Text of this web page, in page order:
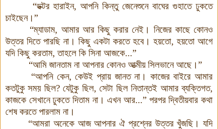
“ডক্টর হারাইন, আপনি কিন্তু জেনেশুনে বাঘের গুহাতে ঢুকতে
চাইছেন।”
“ম্যাডাম, আমার আর কিছু করার নেই। নিজের কাছে কোনও
উত্তর দিতে পারছি না। কিছু একটা করতে হবে। হয়তো, হয়তো আগে
যদি কিছু করতাম, তাহলে কি সিনা আজকে...”
“আমি জানতাম না আপনার কোনও আত্মীয় সিলভানে আছে।”
“আপনি কেন, কেউই প্রায় জানত না। কাজের বাইরে আমার
কতটুকু সময় ছিল? যেটুকু ছিল, সেটা ছিল নিতান্তই আমার ব্যক্তিগত,
কাজকে সেখানে ঢুকতে দিতাম না। এখন আর...” পরপর দ্বিতীয়বার কথা
শেষ করতে পারলাম না।
“আমরা অনেকে আজ আপনার ঐ প্রশ্নের উত্তর খুঁজছি। যদি